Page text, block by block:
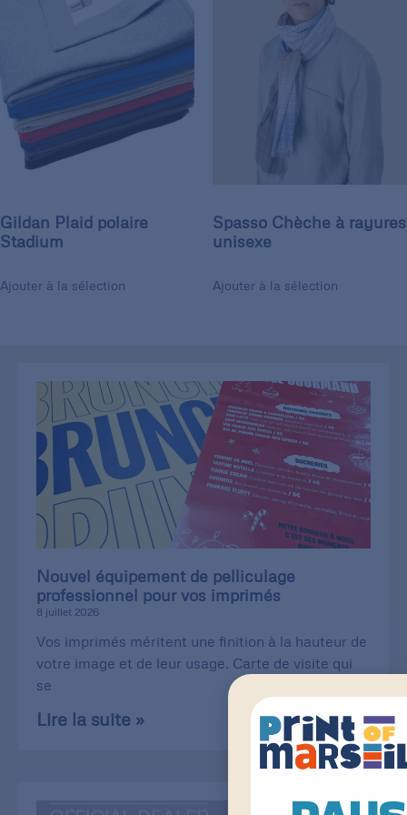
Gildan Plaid polaire
Stadium
Ajouter à la sélection
Spasso Chèche à rayures
unisexe
Ajouter à la sélection
Nouvel équipement de pelliculage
professionnel pour vos imprimés
8 juillet 2026
Vos imprimés méritent une finition à la hauteur de
votre image et de leur usage. Carte de visite qui
se
Lire la suite »